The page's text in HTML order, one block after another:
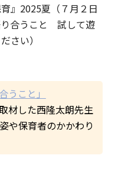
』2025夏（７月２日
り合うこと 試して遊
さい）
うこと」
材した西隆太朗先生
や保育者のかかわり